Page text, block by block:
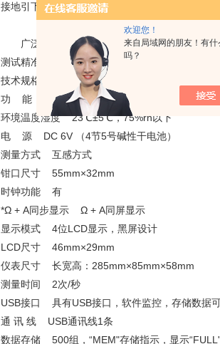
欢迎您！
来自局域网的朋友！有
吗？
接地引下线，不需辅助电极，安全快速。
广泛应用于电信、电力、气象、机房、油田、
测试精准、快速、简捷、稳定可靠等特点。
技术规格：
功 能 接地电阻测试、回路电阻测试、漏电流
环境温度湿度 23℃±5℃，75%rh以下
电 源 DC 6V （4节5号碱性干电池）
测量方式 互感方式
钳口尺寸 55mm×32mm
时钟功能 有
*Ω + A同步显示 Ω + A同屏显示
显示模式 4位LCD显示，黑屏设计
LCD尺寸 46mm×29mm
仪表尺寸 长宽高：285mm×85mm×58mm
测量时间 2次/秒
USB接口 具有USB接口，软件监控，存储数据
通 讯 线 USB通讯线1条
数据存储 500组，“MEM"存储指示，显示